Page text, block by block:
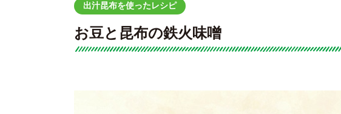
出汁昆布を使ったレシピ
お豆と昆布の鉄火味噌